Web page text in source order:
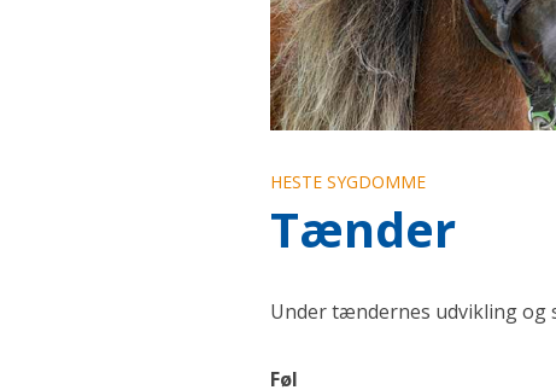
HESTE SYGDOMME
Tænder
Under tændernes udvikling og
Føl